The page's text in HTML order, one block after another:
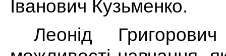
Іванович Кузьменко.
Леонід